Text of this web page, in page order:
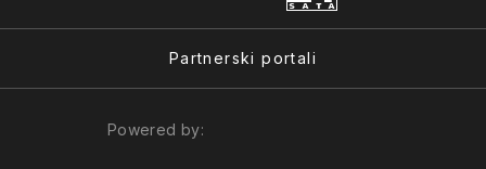
Partnerski portali
Powered by: